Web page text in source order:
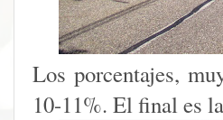
Los porcentajes,
10-11%. El final es